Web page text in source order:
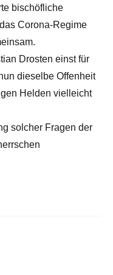
bischöfliche
Corona-Regime
Drosten einst für
dieselbe Offenheit
Helden vielleicht
solcher Fragen der